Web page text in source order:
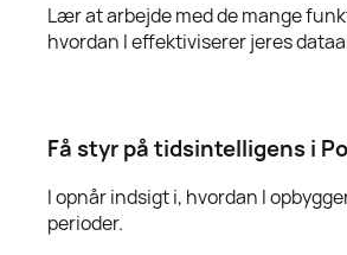
Lær at arbejde med de mange
hvordan I effektiviserer jeres
Få styr på tidsintelligens i
I opnår indsigt i, hvordan I
perioder.